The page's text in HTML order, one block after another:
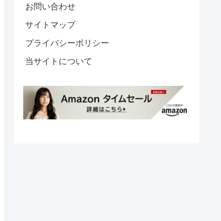
お問い合わせ
サイトマップ
プライバシーポリシー
当サイトについて